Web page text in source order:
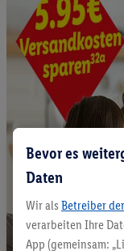
Bevor es
Daten
Wir als Betreiber
verarbeiten Ihre
App (gemeinsam: